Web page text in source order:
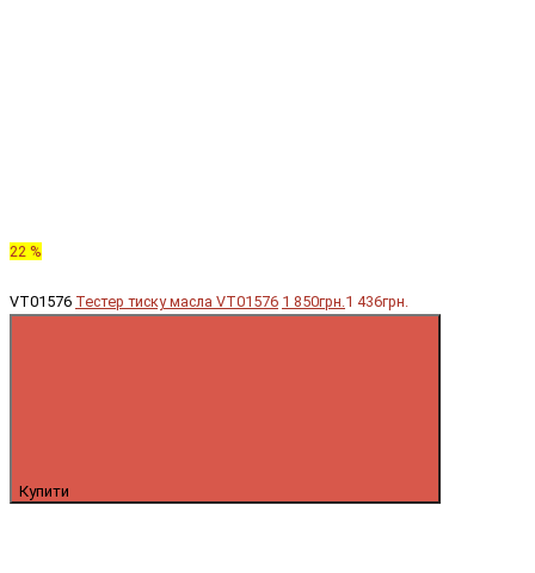
22 %
VT01576 Тестер тиску масла VT01576 1 850грн. 1 436грн.
Купити